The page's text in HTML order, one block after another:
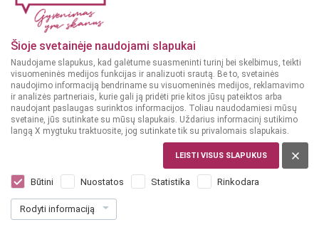
Šioje svetainėje naudojami slapukai
Naudojame slapukus, kad galėtume suasmeninti turinį bei skelbimus, teikti
visuomeninės medijos funkcijas ir analizuoti srautą. Be to, svetainės
naudojimo informaciją bendriname su visuomeninės medijos, reklamavimo
ir analizės partneriais, kurie gali ją pridėti prie kitos jūsų pateiktos arba
naudojant paslaugas surinktos informacijos. Toliau naudodamiesi mūsų
svetaine, jūs sutinkate su mūsų slapukais. Uždarius informacinį sutikimo
langą X mygtuku traktuosite, jog sutinkate tik su privalomais slapukais.
LEISTI VISUS SLAPUKUS
Būtini Nuostatos Statistika Rinkodara
Rodyti informaciją
Golden Fleece Akhasheni 0,75 l
Dar nėra balsų, galite įvertinti
49